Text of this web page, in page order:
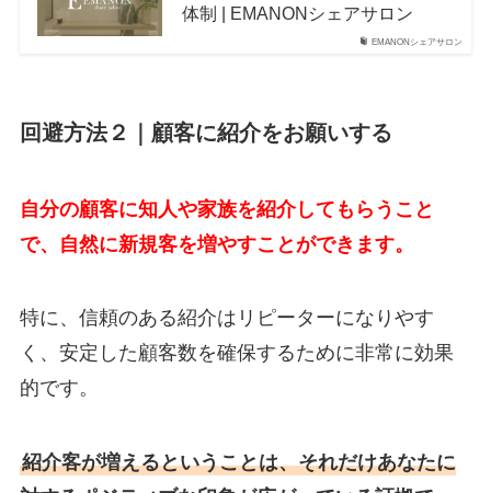
EMANONシェアサロン
体制 | EMANONシェアサロン
回避方法２｜顧客に紹介をお願いする
自分の顧客に知人や家族を紹介してもらうこと
で、自然に新規客を増やすことができます。
特に、信頼のある紹介はリピーターになりやす
く、安定した顧客数を確保するために非常に効果
的です。
紹介客が増えるということは、それだけあなたに